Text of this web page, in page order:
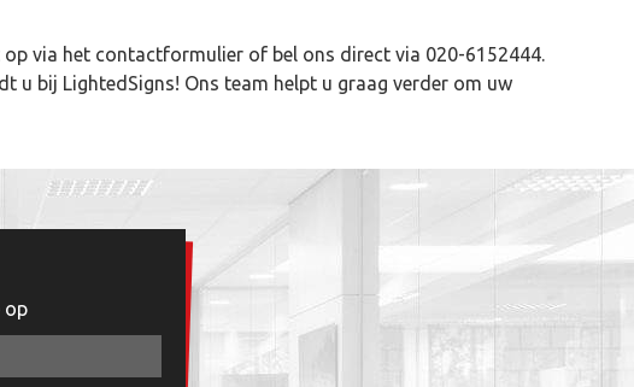
op via het contactformulier of bel ons direct via 020-6152444.
u bij LightedSigns! Ons team helpt u graag verder om uw
op